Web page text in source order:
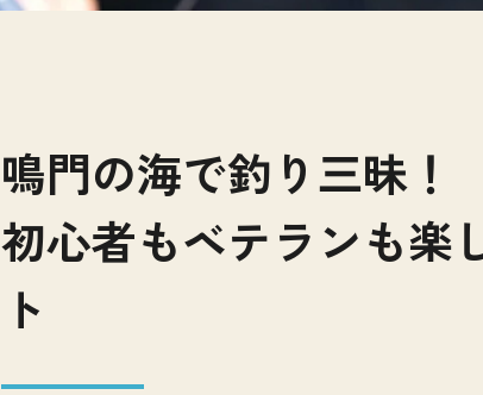
鳴門の海で釣り三昧！
初心者もベテランも楽
ト